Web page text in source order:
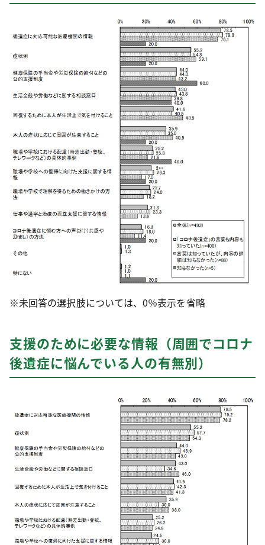
※未回答の選択肢については、0％表示を省略
支援のために必要な情報（周囲でコロナ
後遺症に悩んでいる人の有無別）